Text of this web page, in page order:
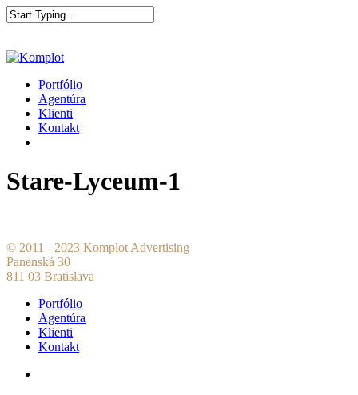
Portfólio
Agentúra
Klienti
Kontakt
Stare-Lyceum-1
© 2011 - 2023 Komplot Advertising
Panenská 30
811 03 Bratislava
Portfólio
Agentúra
Klienti
Kontakt